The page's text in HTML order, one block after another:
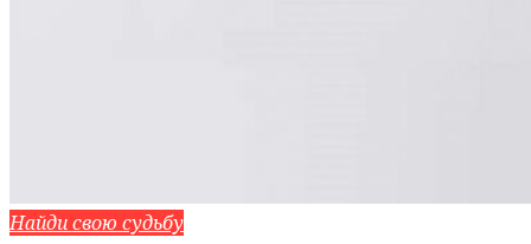
Найди свою судьбу